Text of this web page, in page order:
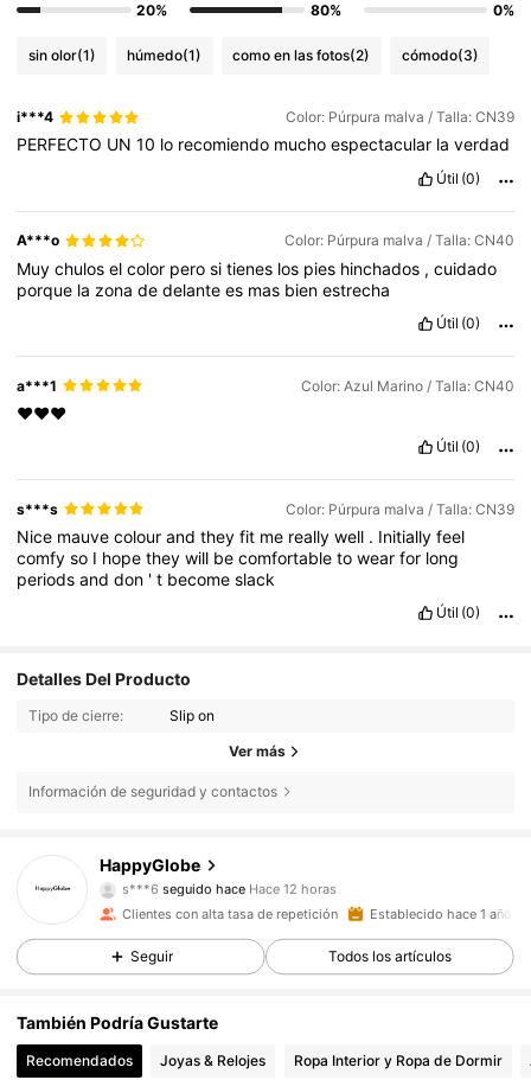
20%
80%
0%
sin olor(1) húmedo(1) como en las fotos(2) cómodo(3)
i***4 Color: Púrpura malva / Talla: CN39
PERFECTO UN10 lo recomiendo muchoespectacular laverdad
Útil (0)
A***o Color: Púrpura malva / Talla: CN40
Muychuloselcolor perositienes los pies hinchados ,cuidado
porque la zonadedelantees mas bienestrecha
Útil (0)
a***1 Color: Azul Marino / Talla: CN40
❤️❤️❤️
Útil (0)
s***s Color: Púrpura malva / Talla: CN39
Nice mauvecolourandtheyfit me reallywell . Initiallyfeel
comfyso I hopetheywill becomfortabletowearfor long
periodsanddon 't becomeslack
Útil (0)
Detalles Del Producto
Tipo de cierre: Slip on
Ver más
Información de seguridad y contactos
HappyGlobe
s***6 seguido hace Hace 12 horas
Clientes con alta tasa de repetición Establecido hace 1 año
Seguir Todos los artículos
También Podría Gustarte
Recomendados Joyas & Relojes Ropa Interior y Ropa de Dormir